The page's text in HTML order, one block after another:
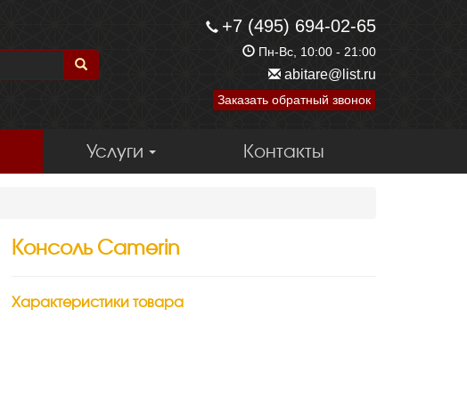
+7 (495) 694-02-65
Пн-Вс, 10:00 - 21:00
abitare@list.ru
Заказать обратный звонок
Услуги Контакты
Консоль Camerin
Характеристики товара